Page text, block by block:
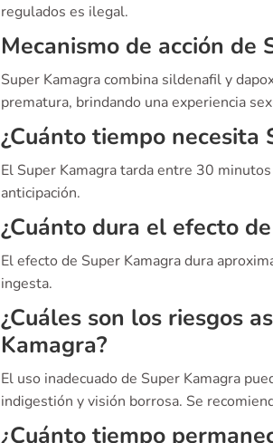
regulados es ilegal.
Mecanismo de acción de
Super Kamagra combina sildenafil y
prematura, brindando una experiencia
¿Cuánto tiempo necesita
El Super Kamagra tarda entre 30
anticipación.
¿Cuánto dura el efecto
El efecto de Super Kamagra dura
ingesta.
¿Cuáles son los riesgos
Kamagra?
El uso inadecuado de Super Kamagra
indigestión y visión borrosa. Se
¿Cuánto tiempo